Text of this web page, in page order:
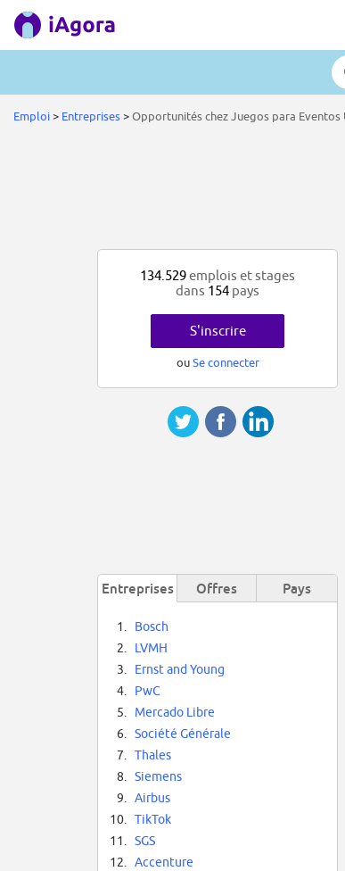
Emploi> Entreprises>Opportunités chez Juegos para Eventos
134.529emplois et stages
dans 154 pays
S'inscrire
ouSe connecter
Entreprises Offres Pays
1.
Bosch
2.
LVMH
3.
Ernst and Young
4.
PwC
5.
Mercado Libre
6.
Société Générale
7.
Thales
8.
Siemens
9.
Airbus
10.
TikTok
11.
SGS
12.
Accenture